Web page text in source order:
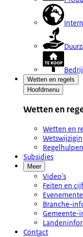
Wetten en regels
Hoofdmenu
Wetten en
Wetten en
Regelhulpen
Subsidies
Meer
Video's
Feiten en
Branche-
Gemeente-
Contact